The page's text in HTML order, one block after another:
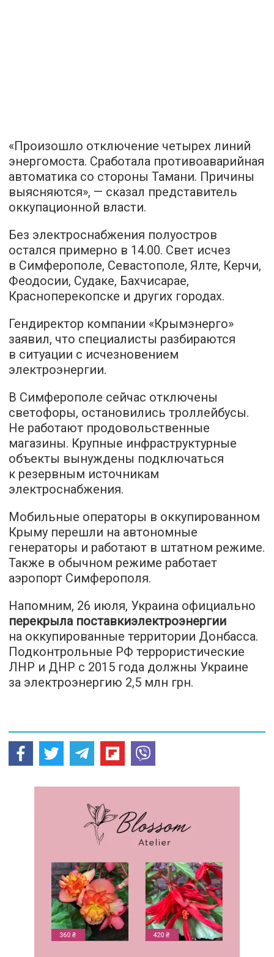
«Произошло отключение четырех линий
энергомоста. Сработала противоаварийная
автоматика со стороны Тамани. Причины
выясняются», — сказал представитель
оккупационной власти.
Без электроснабжения полуостров
остался примерно в 14.00. Свет исчез
в Симферополе, Севастополе, Ялте, Керчи,
Феодосии, Судаке, Бахчисарае,
Красноперекопске и других городах.
Гендиректор компании «Крымэнерго»
заявил, что специалисты разбираются
в ситуации с исчезновением
электроэнергии.
В Симферополе сейчас отключены
светофоры, остановились троллейбусы.
Не работают продовольственные
магазины. Крупные инфраструктурные
объекты вынуждены подключаться
к резервным источникам
электроснабжения.
Мобильные операторы в оккупированном
Крыму перешли на автономные
генераторы и работают в штатном режиме.
Также в обычном режиме работает
аэропорт Симферополя.
Напомним, 26 июля, Украина официально
перекрыла поставкиэлектроэнергии
на оккупированные территории Донбасса.
Подконтрольные РФ террористические
ЛНР и ДНР с 2015 года должны Украине
за электроэнергию 2,5 млн грн.